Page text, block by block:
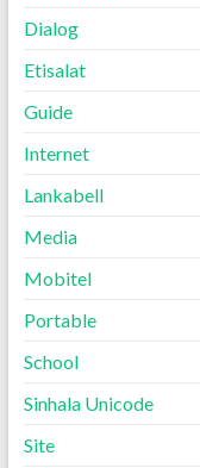
Dialog
Etisalat
Guide
Internet
Lankabell
Media
Mobitel
Portable
School
Sinhala Unicode
Site